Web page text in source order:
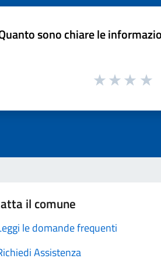
sono chiare le
il comune
le domande frequenti
Assistenza